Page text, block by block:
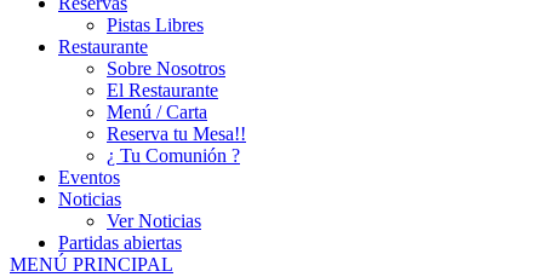
Pistas Libres
Restaurante
Sobre Nosotros
El Restaurante
Menú / Carta
Reserva tu Mesa!!
¿ Tu Comunión ?
Eventos
Noticias
Ver Noticias
Partidas abiertas
MENÚ PRINCIPAL